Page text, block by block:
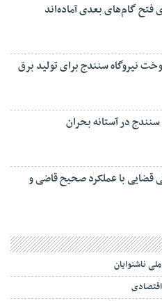
فتح گام‌های بعدی آماده‌اند
نیروگاه سنندج برای تولید برق
در آستانه بحران
قضایی با عملکرد صحیح قاضی و
ناشنوایان